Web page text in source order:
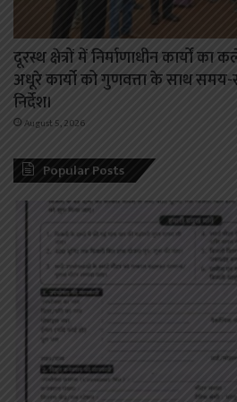
दूरस्थ क्षेत्रों में निर्माणाधीन कार्यों का
अधूरे कार्यो को गुणवत्ता के साथ
निर्देश।
August 5, 2026
Popular Posts